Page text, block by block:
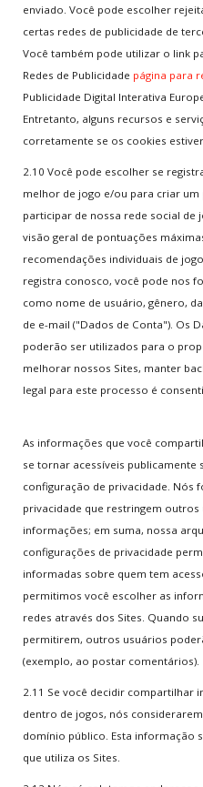
enviado. Você pode escolher
certas redes de publicidade de
Você também pode utilizar o link
Redes de Publicidade página para
Publicidade Digital Interativa
Entretanto, alguns recursos e
corretamente se os cookies
2.10 Você pode escolher se
melhor de jogo e/ou para criar
participar de nossa rede social de
visão geral de pontuações
recomendações individuais de
registra conosco, você pode nos
como nome de usuário, gênero,
de e-mail ("Dados de Conta"). Os
poderão ser utilizados para o
melhorar nossos Sites, manter
legal para este processo é
As informações que você
se tornar acessíveis publicamente
configuração de privacidade. Nós
privacidade que restringem outros
informações; em suma, nossa
configurações de privacidade
informadas sobre quem tem
permitimos você escolher as
redes através dos Sites. Quando
permitirem, outros usuários
(exemplo, ao postar comentários).
2.11 Se você decidir compartilhar
dentro de jogos, nós
domínio público. Esta informação
que utiliza os Sites.